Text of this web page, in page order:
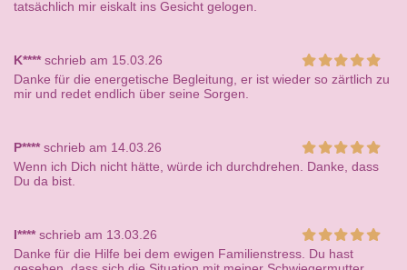
tatsächlich mir eiskalt ins Gesicht gelogen.
K****schrieb am 15.03.26
Danke für die energetische Begleitung, er ist wieder so zärtlich zu
mir und redet endlich über seine Sorgen.
P****schrieb am 14.03.26
Wenn ich Dich nicht hätte, würde ich durchdrehen. Danke, dass
Du da bist.
I****schrieb am 13.03.26
Danke für die Hilfe bei dem ewigen Familienstress. Du hast